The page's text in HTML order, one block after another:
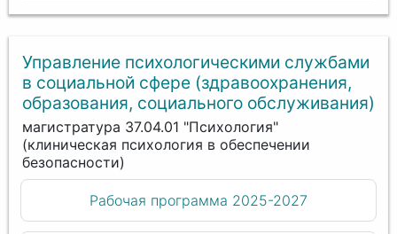
Управление психологическими службами
в социальной сфере (здравоохранения,
образования, социального обслуживания)
магистратура 37.04.01 "Психология"
(клиническая психология в обеспечении
безопасности)
Рабочая программа 2025-2027